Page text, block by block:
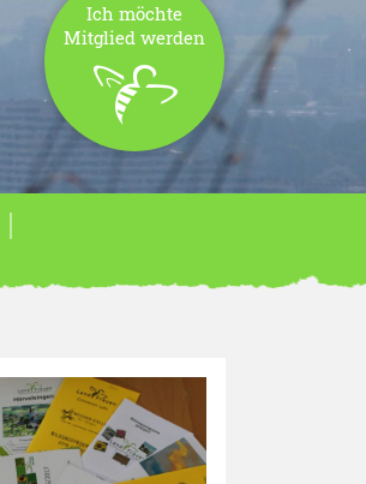
Ich möchte
Mitglied werden